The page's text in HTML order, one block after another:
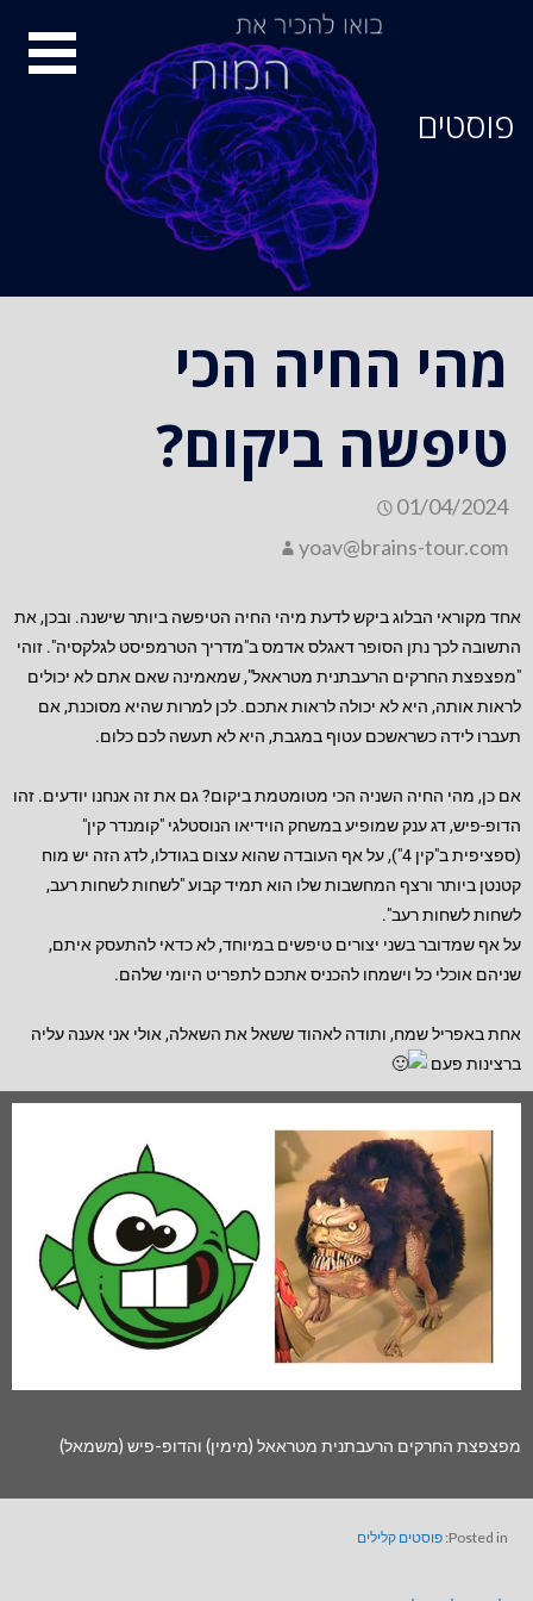
פוסטים
מהי החיה הכי
טיפשה ביקום?
01/04/2024
yoav@brains-tour.com
אחד מקוראי הבלוג ביקש לדעת מיהי החיה הטיפשה ביותר שישנה. ובכן, את
התשובה לכך נתן הסופר דאגלס אדמס ב"מדריך הטרמפיסט לגלקסיה". זוהי
"מפצפצת החרקים הרעבתנית מטראאל", שמאמינה שאם אתם לא יכולים
לראות אותה, היא לא יכולה לראות אתכם. לכן למרות שהיא מסוכנת, אם
תעברו לידה כשראשכם עטוף במגבת, היא לא תעשה לכם כלום.
אם כן, מהי החיה השניה הכי מטומטמת ביקום? גם את זה אנחנו יודעים. זהו
הדופ-פיש, דג ענק שמופיע במשחק הוידיאו הנוסטלגי "קומנדר קין"
(ספציפית ב"קין 4"), על אף העובדה שהוא עצום בגודלו, לדג הזה יש מוח
קטנטן ביותר ורצף המחשבות שלו הוא תמיד קבוע "לשחות לשחות רעב,
לשחות לשחות רעב".
על אף שמדובר בשני יצורים טיפשים במיוחד, לא כדאי להתעסק איתם,
שניהם אוכלי כל וישמחו להכניס אתכם לתפריט היומי שלהם.
אחת באפריל שמח, ותודה לאהוד ששאל את השאלה, אולי אני אענה עליה
ברצינות פעם
מפצפצת החרקים הרעבתנית מטראאל (מימין) והדופ-פיש (משמאל)
Posted in: פוסטים קלילים